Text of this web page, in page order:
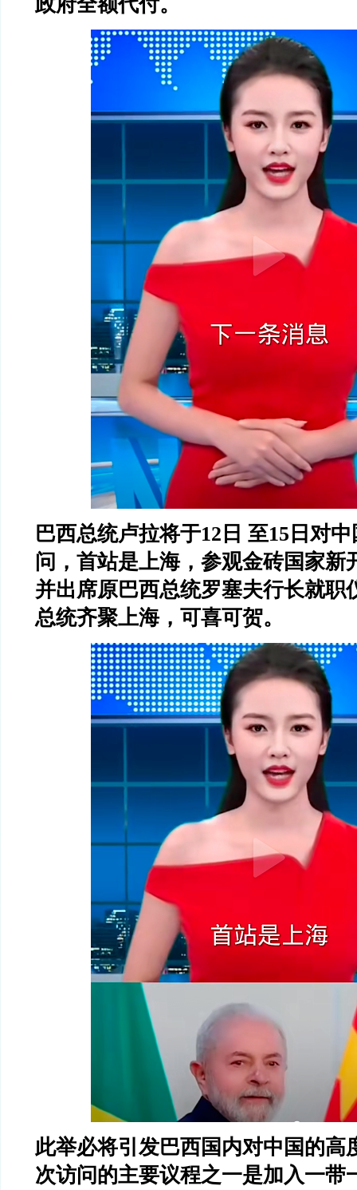
巴西总统卢拉将于12 日 至15 日对
问，首站是上海，参观金砖国家新
并出席原巴西总统罗塞夫行长就职
总统齐聚上海，可喜可贺。
此举必将引发巴西国内对中国的高
次访问的主要议程之一是加入一带